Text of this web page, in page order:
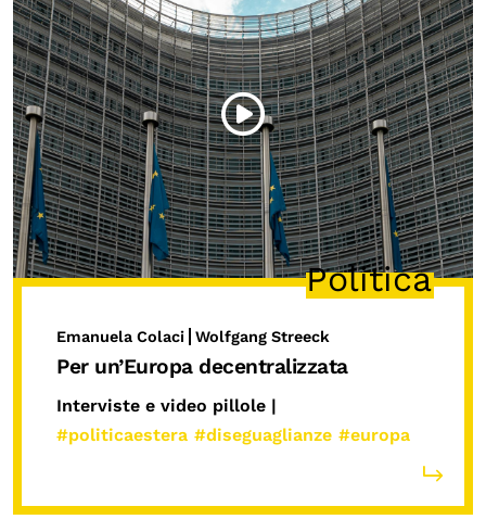
Politica
Emanuela Colaci Wolfgang Streeck
Per un’Europa decentralizzata
Interviste e video pillole |
#politicaestera #diseguaglianze #europa